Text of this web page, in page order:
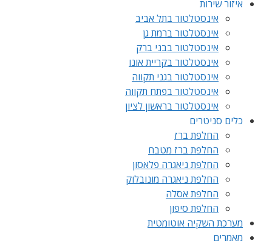
איזור שירות
אינסטלטור בתל אביב
אינסטלטור ברמת גן
אינסטלטור בבני ברק
אינסטלטור בקריית אונו
אינסטלטור בגני תקווה
אינסטלטור בפתח תקווה
אינסטלטור בראשון לציון
כלים סניטרים
החלפת ברז
החלפת ברז מטבח
החלפת ניאגרה פלאסון
החלפת ניאגרה מונובלוק
החלפת אסלה
החלפת סיפון
מערכת השקיה אוטומטית
מאמרים